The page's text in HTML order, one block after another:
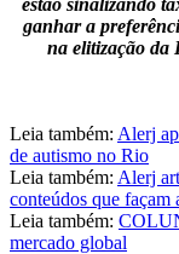
ganhar a
na elitização da
Leia também: Alerj
de autismo no Rio
Leia também: Alerj
conteúdos que façam
Leia também:
mercado global